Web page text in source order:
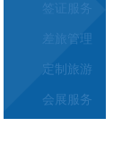
签证服务
差旅管理
定制旅游
会展服务